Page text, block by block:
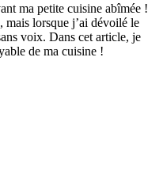
ma petite cuisine abîmée !
mais lorsque j’ai dévoilé le
voix. Dans cet article, je
de ma cuisine !